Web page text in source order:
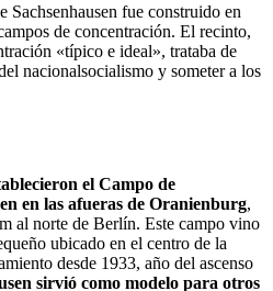
Sachsenhausen fue construido en
de concentración. El recinto,
«típico e ideal», trataba de
nacionalsocialismo y someter a los
el Campo de
en las afueras de Oranienburg,
al norte de Berlín. Este campo vino
ubicado en el centro de la
desde 1933, año del ascenso
sirvió como modelo para otros